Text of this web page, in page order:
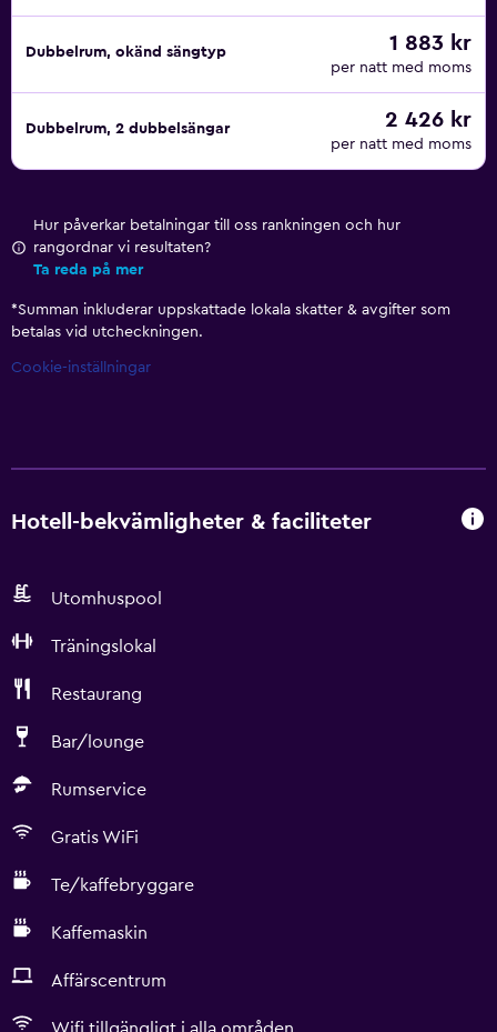
Dubbelrum, okänd sängtyp 1 883 kr
per natt med moms
Dubbelrum, 2 dubbelsängar 2 426 kr
per natt med moms
Hur påverkar betalningar till oss rankningen och hur
rangordnar vi resultaten?
Ta reda på mer
*Summan inkluderar uppskattade lokala skatter & avgifter som
betalas vid utcheckningen.
Cookie-inställningar
Hotell-bekvämligheter & faciliteter
Utomhuspool
Träningslokal
Restaurang
Bar/lounge
Rumservice
Gratis WiFi
Te/kaffebryggare
Kaffemaskin
Affärscentrum